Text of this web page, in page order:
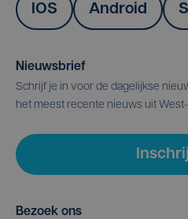
IOS Android
Nieuwsbrief
Schrijf je in voor de dagelijkse
het meest recente nieuws uit
Bezoek ons